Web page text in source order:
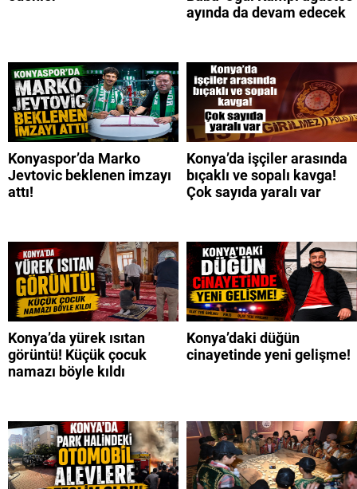
ayında da devam edecek
Konyaspor’da Marko
Jevtovic beklenen imzayı
attı!
Konya’da işçiler arasında
bıçaklı ve sopalı kavga!
Çok sayıda yaralı var
Konya’da yürek ısıtan
görüntü! Küçük çocuk
namazı böyle kıldı
Konya’daki düğün
cinayetinde yeni gelişme!